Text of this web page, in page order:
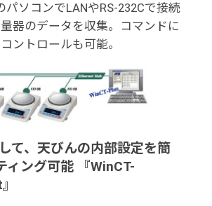
パソコンでLANやRS-232Cで接続
器のデータを収集。コマンドに
ントロールも可能。
て、天びんの内部設定を簡
ィング可能 『WinCT-